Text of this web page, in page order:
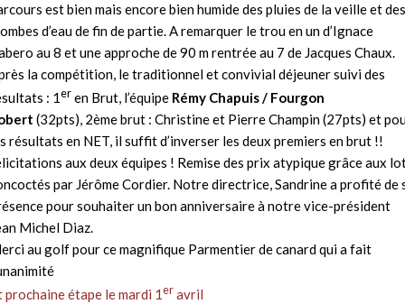
est bien mais encore bien humide des pluies de la veille et des
d’eau de fin de partie. A remarquer le trou en un d’Ignace
au 8 et une approche de 90 m rentrée au 7 de Jacques Chaux.
la compétition, le traditionnel et convivial déjeuner suivi des
: 1er en Brut, l’équipe Rémy Chapuis / Fourgon
(32pts), 2ème brut : Christine et Pierre Champin (27pts) et
résultats en NET, il suffit d’inverser les deux premiers en brut !!
aux deux équipes ! Remise des prix atypique grâce aux
par Jérôme Cordier. Notre directrice, Sandrine a profité de
pour souhaiter un bon anniversaire à notre vice-président
Michel Diaz.
au golf pour ce magnifique Parmentier de canard qui a fait
prochaine étape le mardi 1er avril